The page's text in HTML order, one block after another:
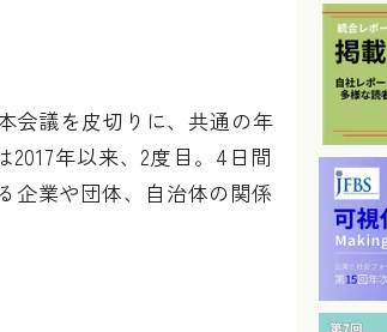
会議を皮切りに、共通の年
年以来、2度目。4日間
企業や団体、自治体の関係